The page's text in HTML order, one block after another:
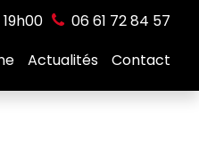
06 61 72 84 57
Actualités Contact